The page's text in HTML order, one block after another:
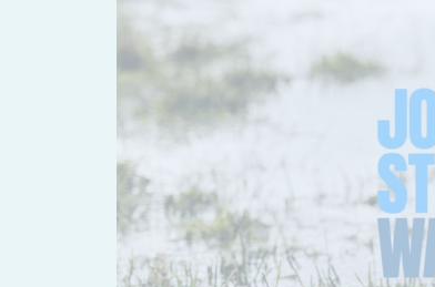
Skip to content